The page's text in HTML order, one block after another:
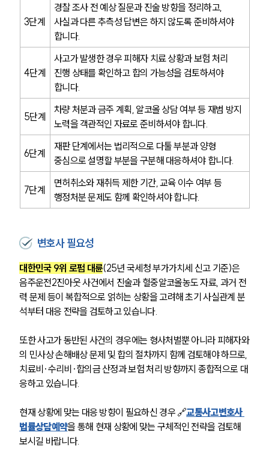
소식/자료
공지사항
법률 블로그
법률서식
세미나
대륜법률상담예약
대륜법률상담예약
3단계
경찰 조사 전 예상 질문과 진술 방향을 정리하고,
사실과 다른 추측성 답변은 하지 않도록 준비하셔야
합니다.
4단계
사고가 발생한 경우 피해자 치료 상황과 보험 처리
진행 상태를 확인하고 합의 가능성을 검토하셔야
합니다.
5단계
차량 처분과 금주 계획, 알코올 상담 여부 등 재범 방지
노력을 객관적인 자료로 준비하셔야 합니다.
6단계
재판 단계에서는 법리적으로 다툴 부분과 양형
중심으로 설명할 부분을 구분해 대응하셔야 합니다.
7단계
면허취소와 재취득 제한 기간, 교육 이수 여부 등
행정처분 문제도 함께 확인하셔야 합니다.
변호사 필요성
대한민국 9위 로펌 대륜(25년 국세청 부가가치세 신고 기준)은
음주운전2진아웃 사건에서 진술과 혈중알코올농도 자료, 과거 전
력 문제 등이 복합적으로 얽히는 상황을 고려해 초기 사실관계 분
석부터 대응 전략을 검토하고 있습니다.
또한 사고가 동반된 사건의 경우에는 형사처벌뿐 아니라 피해자와
의 민사상 손해배상 문제 및 합의 절차까지 함께 검토해야 하므로,
치료비·수리비·합의금 산정과 보험 처리 방향까지 종합적으로 대
응하고 있습니다.
현재 상황에 맞는 대응 방향이 필요하신 경우 🔗교통사고변호사
법률상담예약을 통해 현재 상황에 맞는 구체적인 전략을 검토해
보시길 바랍니다.